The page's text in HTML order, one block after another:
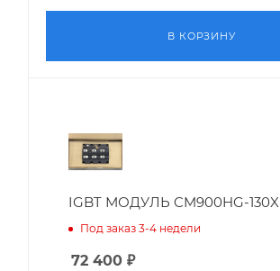
В КОРЗИНУ
IGBT МОДУЛЬ CM900HG-130X
Под заказ 3-4 недели
72 400 ₽